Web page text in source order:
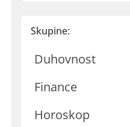
Skupine:
Duhovnost
Finance
Horoskop